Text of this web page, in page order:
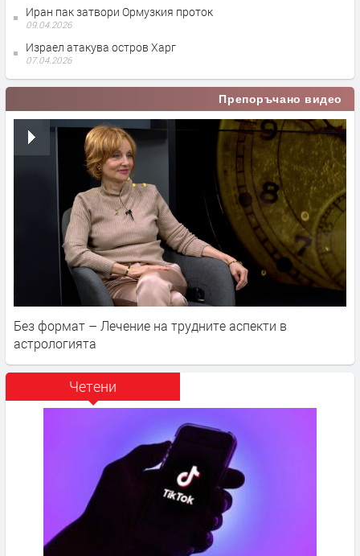
Иран пак затвори Ормузкия проток
09.04.2026
Израел атакува остров Харг
07.04.2026
Препоръчано видео
Без формат – Лечение на трудните аспекти в
астрологията
Четени